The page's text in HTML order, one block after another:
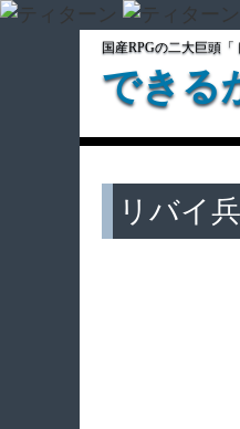
国産RPGの二大巨頭
できる
リバイ